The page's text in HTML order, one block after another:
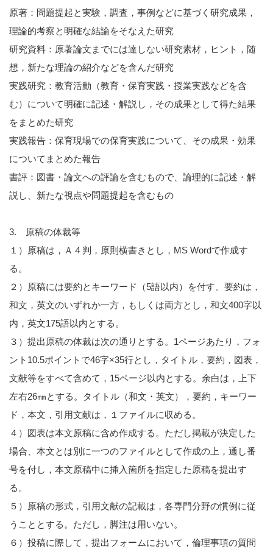
原著：問題提起と実験，調査，事例などに基づく研究成果，
理論的考察と明確な結論をそなえた研究
研究資料：原著論⽂までには達しない研究素材，ヒント，随
想，新たな理論の紹介などを含んだ研究
実践研究：教育活動（教育・保育実践・授業実践などを含
む）について明確に記述・解説し，その成果として得た結果
をまとめた研究
実践報告：保育現場での保育実践について、その成果・効果
についてまとめた報告
書評：図書・論文への評論を含むもので、論理的に記述・解
説し、新たな視点や問題提起を含むもの
3. 原稿の体裁等
１）原稿は，Ａ４判，原則横書きとし，MS Wordで作成す
る。
２）原稿には要約とキーワード（5語以内）を付す。要約は，
和文，英文のいずれか一方，もしくは両方とし，和文400字以
内，英文175語以内とする。
３）提出原稿の体裁は次の通りとする。1ページあたり，フォ
ント10.5ポイントで46字×35行とし，タイトル，要約，図表，
文献等をすべて含めて，15ページ以内とする。余白は，上下
左右26㎜とする。タイトル（和文・英文），要約，キーワー
ド，本文，引用文献は，１ファイルに収める。
４）図表は本文原稿に含め作成する。ただし掲載が決定した
場合、本文とは別に一つのファイルとして作成の上，通し番
号を付し，本文原稿中に挿入箇所を指定した原稿を提出す
る。
５）原稿の形式，引用文献の記載は，各専門分野の慣例に従
うこととする。ただし，脚注は用いない。
６）投稿に際して，提出フォームにおいて，倫理事項の質問